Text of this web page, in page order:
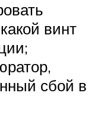
винт
сбой в